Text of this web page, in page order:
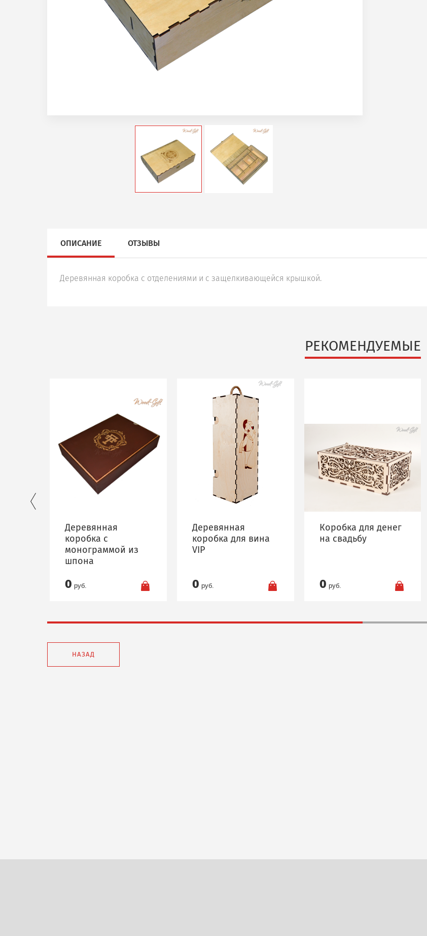
ОПИСАНИЕ ОТЗЫВЫ
Деревянная коробка с отделениями и с защелкивающейся крышкой.
РЕКОМЕНДУЕМЫЕ
Деревянная
коробка с
монограммой из
шпона
0 руб.
Деревянная
коробка для вина
VIP
0 руб.
Коробка для денег
на свадьбу
0 руб.
НАЗАД